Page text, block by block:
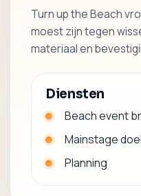
Turn up the Beach
moest zijn tegen
materiaal en
Diensten
Beach event
Mainstage
Planning